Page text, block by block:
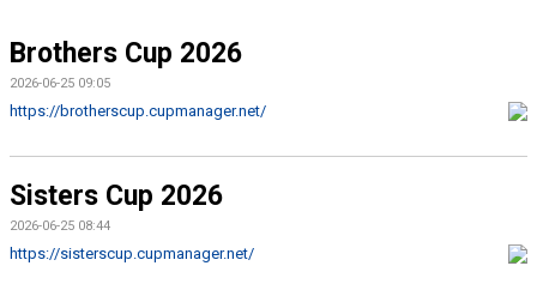
Brothers Cup 2026
2026-06-25 09:05
https://brotherscup.cupmanager.net/
Sisters Cup 2026
2026-06-25 08:44
https://sisterscup.cupmanager.net/